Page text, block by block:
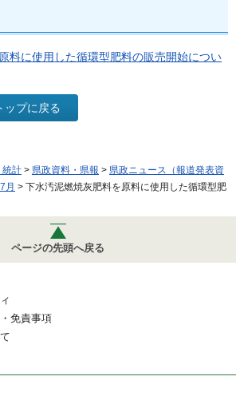
料に使用した循環型肥料の販売開始につい
ップに戻る
統計 > 県政資料・県報 > 県政ニュース（報道発表資
月 > 下水汚泥燃焼灰肥料を原料に使用した循環型肥
ページの先頭へ戻る
免責事項